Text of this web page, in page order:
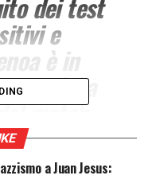
dei test
e
è in
della
match
Torino
a Juan Jesus: